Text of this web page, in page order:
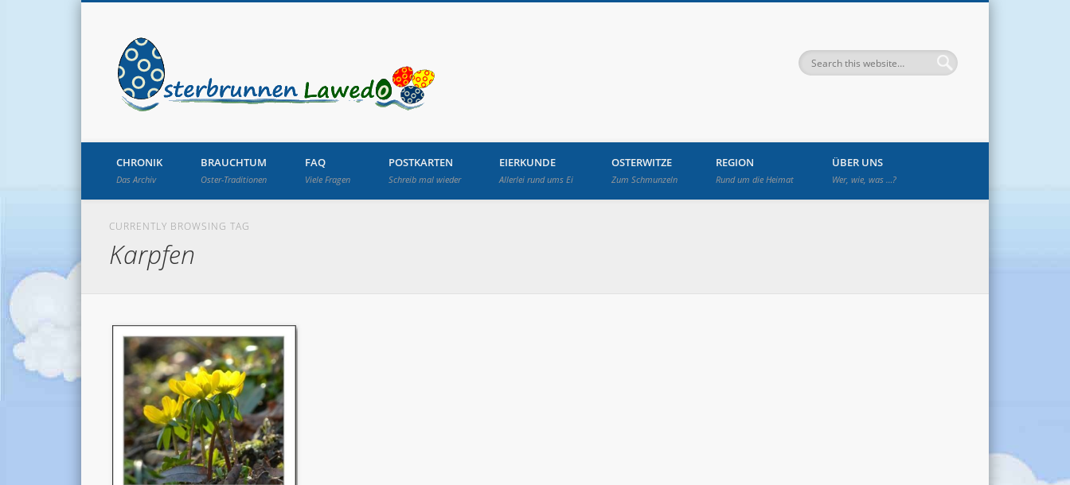
Osterbrunnen in Langenwetzendorf
CHRONIK
Das Archiv
BRAUCHTUM
Oster-Traditionen
FAQ
Viele Fragen
POSTKARTEN
Schreib mal wieder
EIERKUNDE
Allerlei rund ums Ei
OSTERWITZE
Zum Schmunzeln
REGION
Rund um die Heimat
ÜBER UNS
Wer, wie, was …?
CURRENTLY BROWSING TAG
Karpfen